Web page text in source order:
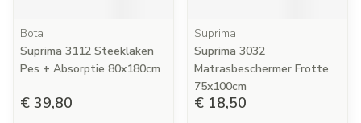
Bota
Suprima 3112 Steeklaken
Pes + Absorptie 80x180cm
€ 39,80
Suprima
Suprima 3032
Matrasbeschermer Frotte
75x100cm
€ 18,50